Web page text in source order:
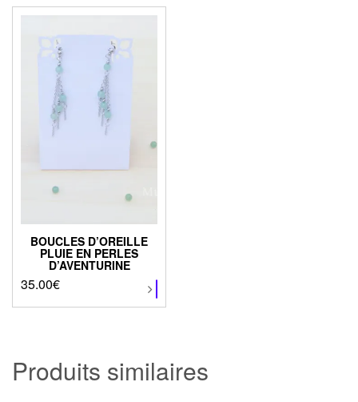
BOUCLES D’OREILLE
PLUIE EN PERLES
D’AVENTURINE
35.00€
Les
options
Produits similaires